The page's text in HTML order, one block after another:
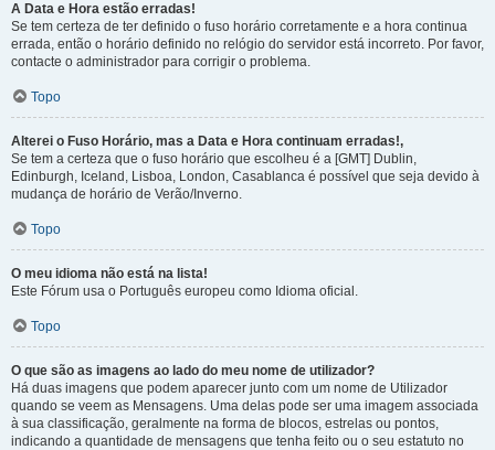
A Data e Hora estão erradas!
Se tem certeza de ter definido o fuso horário corretamente e a hora continua
errada, então o horário definido no relógio do servidor está incorreto. Por favor,
contacte o administrador para corrigir o problema.
Topo
Alterei o Fuso Horário, mas a Data e Hora continuam erradas!,
Se tem a certeza que o fuso horário que escolheu é a [GMT] Dublin,
Edinburgh, Iceland, Lisboa, London, Casablanca é possível que seja devido à
mudança de horário de Verão/Inverno.
Topo
O meu idioma não está na lista!
Este Fórum usa o Português europeu como Idioma oficial.
Topo
O que são as imagens ao lado do meu nome de utilizador?
Há duas imagens que podem aparecer junto com um nome de Utilizador
quando se veem as Mensagens. Uma delas pode ser uma imagem associada
à sua classificação, geralmente na forma de blocos, estrelas ou pontos,
indicando a quantidade de mensagens que tenha feito ou o seu estatuto no